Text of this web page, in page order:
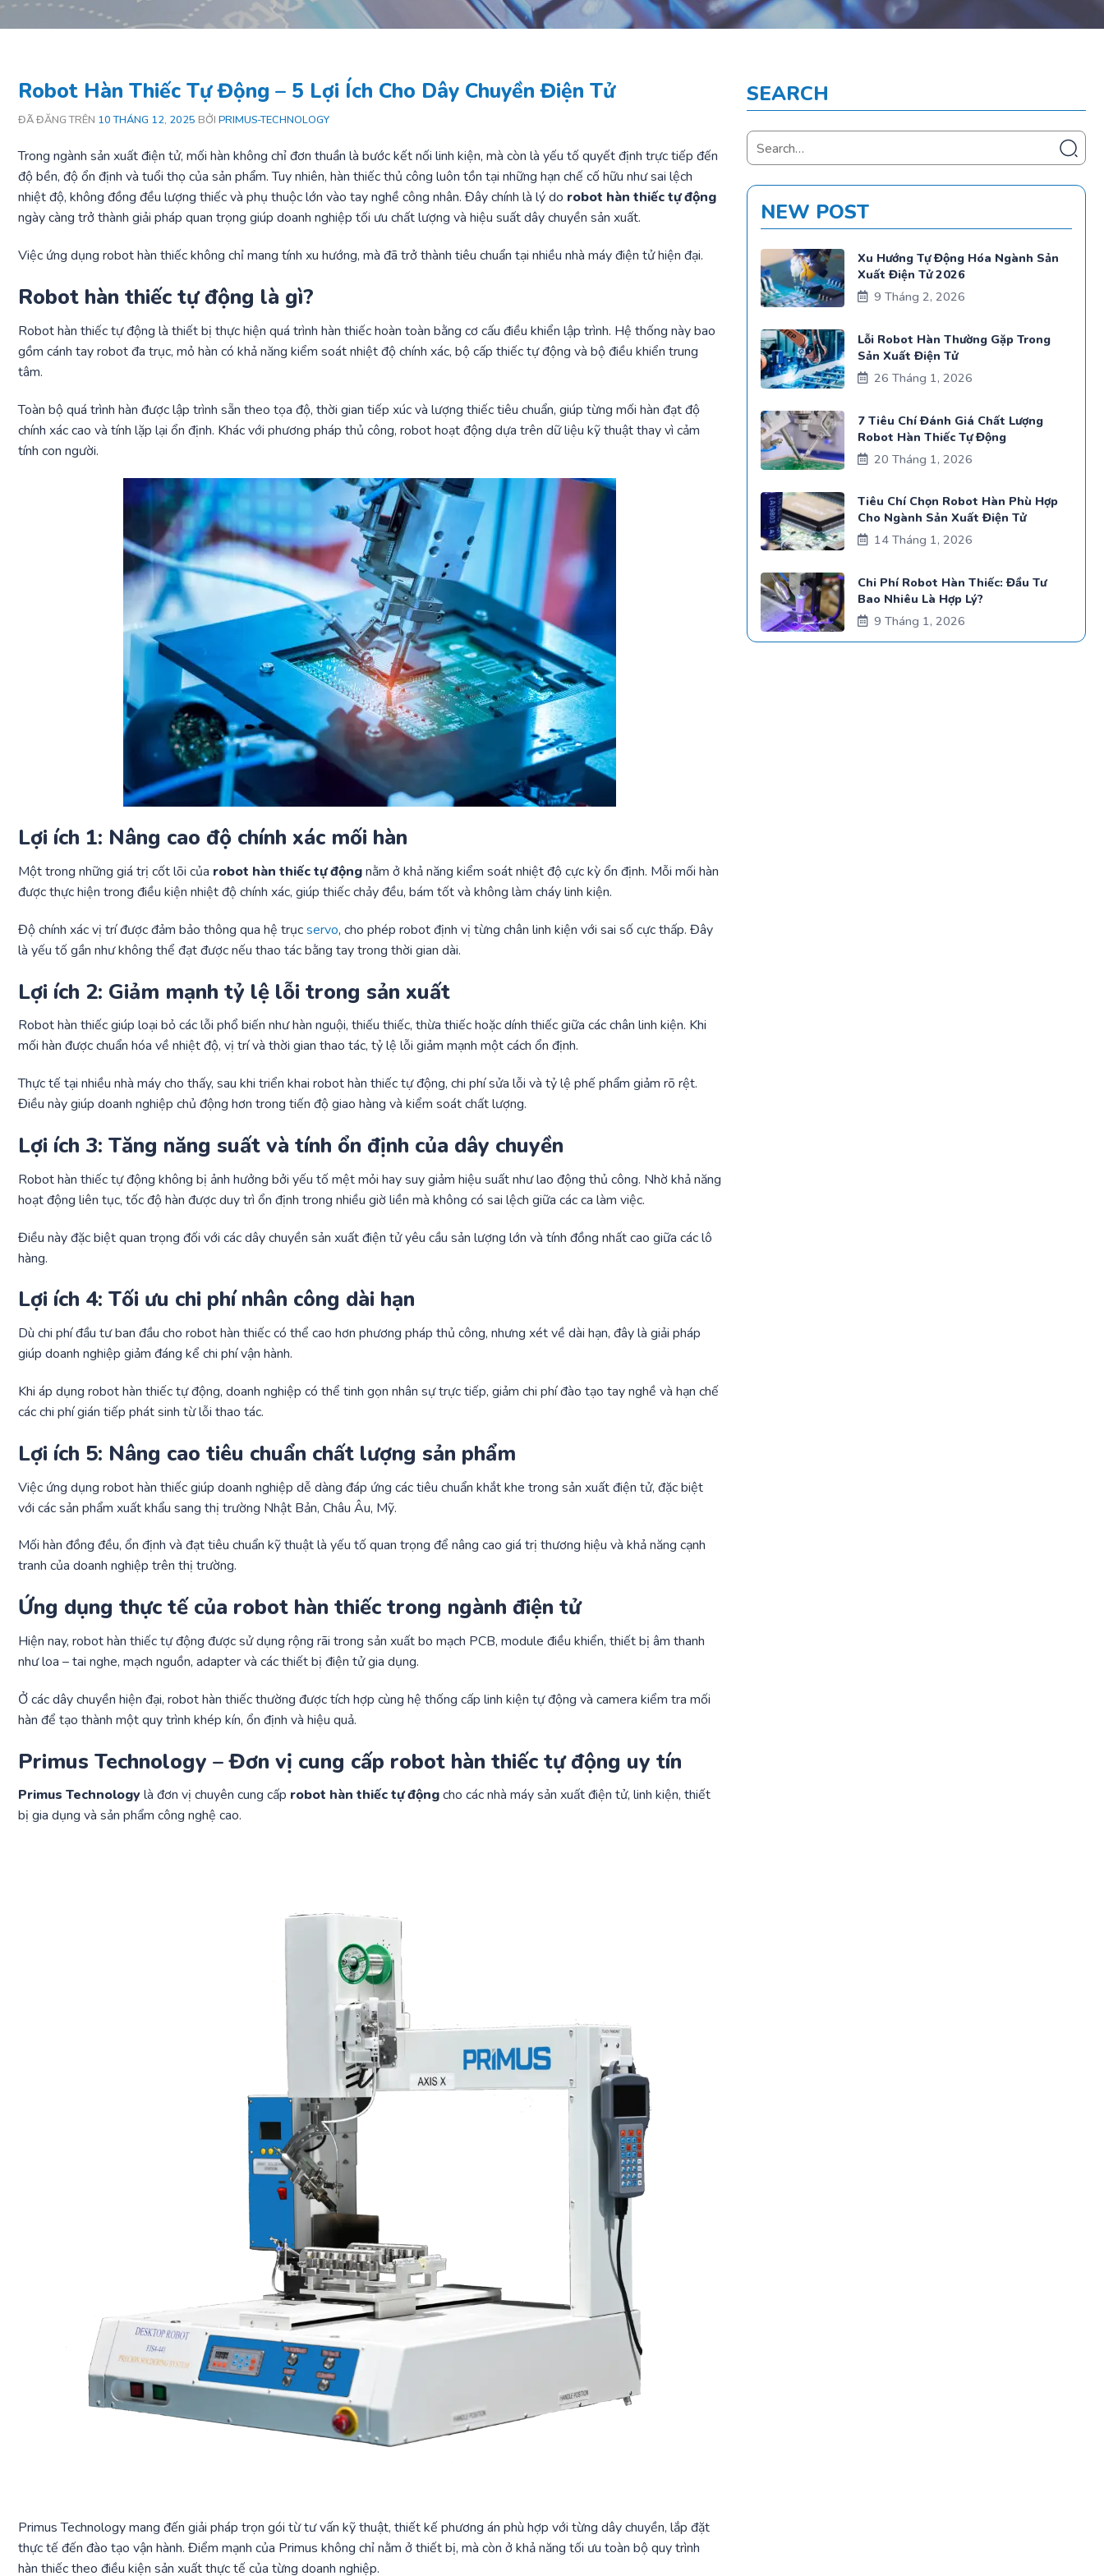
Robot Hàn Thiếc Tự Động – 5 Lợi Ích Cho Dây Chuyền Điện Tử
ĐÃ ĐĂNG TRÊN 10 THÁNG 12, 2025 BỞI PRIMUS-TECHNOLOGY
Trong ngành sản xuất điện tử, mối hàn không chỉ đơn thuần là bước kết nối linh kiện, mà còn là yếu tố quyết định trực tiếp đến
độ bền, độ ổn định và tuổi thọ của sản phẩm. Tuy nhiên, hàn thiếc thủ công luôn tồn tại những hạn chế cố hữu như sai lệch
nhiệt độ, không đồng đều lượng thiếc và phụ thuộc lớn vào tay nghề công nhân. Đây chính là lý do robot hàn thiếc tự động
ngày càng trở thành giải pháp quan trọng giúp doanh nghiệp tối ưu chất lượng và hiệu suất dây chuyền sản xuất.
Việc ứng dụng robot hàn thiếc không chỉ mang tính xu hướng, mà đã trở thành tiêu chuẩn tại nhiều nhà máy điện tử hiện đại.
Robot hàn thiếc tự động là gì?
Robot hàn thiếc tự động là thiết bị thực hiện quá trình hàn thiếc hoàn toàn bằng cơ cấu điều khiển lập trình. Hệ thống này bao
gồm cánh tay robot đa trục, mỏ hàn có khả năng kiểm soát nhiệt độ chính xác, bộ cấp thiếc tự động và bộ điều khiển trung
tâm.
Toàn bộ quá trình hàn được lập trình sẵn theo tọa độ, thời gian tiếp xúc và lượng thiếc tiêu chuẩn, giúp từng mối hàn đạt độ
chính xác cao và tính lặp lại ổn định. Khác với phương pháp thủ công, robot hoạt động dựa trên dữ liệu kỹ thuật thay vì cảm
tính con người.
Lợi ích 1: Nâng cao độ chính xác mối hàn
Một trong những giá trị cốt lõi của robot hàn thiếc tự độngnằm ở khả năng kiểm soát nhiệt độ cực kỳ ổn định. Mỗi mối hàn
được thực hiện trong điều kiện nhiệt độ chính xác, giúp thiếc chảy đều, bám tốt và không làm cháy linh kiện.
Độ chính xác vị trí được đảm bảo thông qua hệ trụcservo, cho phép robot định vị từng chân linh kiện với sai số cực thấp. Đây
là yếu tố gần như không thể đạt được nếu thao tác bằng tay trong thời gian dài.
Lợi ích 2: Giảm mạnh tỷ lệ lỗi trong sản xuất
Robot hàn thiếc giúp loại bỏ các lỗi phổ biến như hàn nguội, thiếu thiếc, thừa thiếc hoặc dính thiếc giữa các chân linh kiện. Khi
mối hàn được chuẩn hóa về nhiệt độ, vị trí và thời gian thao tác, tỷ lệ lỗi giảm mạnh một cách ổn định.
Thực tế tại nhiều nhà máy cho thấy, sau khi triển khai robot hàn thiếc tự động, chi phí sửa lỗi và tỷ lệ phế phẩm giảm rõ rệt.
Điều này giúp doanh nghiệp chủ động hơn trong tiến độ giao hàng và kiểm soát chất lượng.
Lợi ích 3: Tăng năng suất và tính ổn định của dây chuyền
Robot hàn thiếc tự động không bị ảnh hưởng bởi yếu tố mệt mỏi hay suy giảm hiệu suất như lao động thủ công. Nhờ khả năng
hoạt động liên tục, tốc độ hàn được duy trì ổn định trong nhiều giờ liền mà không có sai lệch giữa các ca làm việc.
Điều này đặc biệt quan trọng đối với các dây chuyền sản xuất điện tử yêu cầu sản lượng lớn và tính đồng nhất cao giữa các lô
hàng.
Lợi ích 4: Tối ưu chi phí nhân công dài hạn
Dù chi phí đầu tư ban đầu cho robot hàn thiếc có thể cao hơn phương pháp thủ công, nhưng xét về dài hạn, đây là giải pháp
giúp doanh nghiệp giảm đáng kể chi phí vận hành.
Khi áp dụng robot hàn thiếc tự động, doanh nghiệp có thể tinh gọn nhân sự trực tiếp, giảm chi phí đào tạo tay nghề và hạn chế
các chi phí gián tiếp phát sinh từ lỗi thao tác.
Lợi ích 5: Nâng cao tiêu chuẩn chất lượng sản phẩm
Việc ứng dụng robot hàn thiếc giúp doanh nghiệp dễ dàng đáp ứng các tiêu chuẩn khắt khe trong sản xuất điện tử, đặc biệt
với các sản phẩm xuất khẩu sang thị trường Nhật Bản, Châu Âu, Mỹ.
Mối hàn đồng đều, ổn định và đạt tiêu chuẩn kỹ thuật là yếu tố quan trọng để nâng cao giá trị thương hiệu và khả năng cạnh
tranh của doanh nghiệp trên thị trường.
Ứng dụng thực tế của robot hàn thiếc trong ngành điện tử
Hiện nay, robot hàn thiếc tự động được sử dụng rộng rãi trong sản xuất bo mạch PCB, module điều khiển, thiết bị âm thanh
như loa – tai nghe, mạch nguồn, adapter và các thiết bị điện tử gia dụng.
Ở các dây chuyền hiện đại, robot hàn thiếc thường được tích hợp cùng hệ thống cấp linh kiện tự động và camera kiểm tra mối
hàn để tạo thành một quy trình khép kín, ổn định và hiệu quả.
Primus Technology – Đơn vị cung cấp robot hàn thiếc tự động uy tín
Primus Technology là đơn vị chuyên cung cấp robot hàn thiếc tự độngcho các nhà máy sản xuất điện tử, linh kiện, thiết
bị gia dụng và sản phẩm công nghệ cao.
Primus Technology mang đến giải pháp trọn gói từ tư vấn kỹ thuật, thiết kế phương án phù hợp với từng dây chuyền, lắp đặt
thực tế đến đào tạo vận hành. Điểm mạnh của Primus không chỉ nằm ở thiết bị, mà còn ở khả năng tối ưu toàn bộ quy trình
hàn thiếc theo điều kiện sản xuất thực tế của từng doanh nghiệp.
SEARCH
NEW POST
Xu Hướng Tự Động Hóa Ngành Sản
Xuất Điện Tử 2026
9 Tháng 2, 2026
Lỗi Robot Hàn Thường Gặp Trong
Sản Xuất Điện Tử
26 Tháng 1, 2026
7 Tiêu Chí Đánh Giá Chất Lượng
Robot Hàn Thiếc Tự Động
20 Tháng 1, 2026
Tiêu Chí Chọn Robot Hàn Phù Hợp
Cho Ngành Sản Xuất Điện Tử
14 Tháng 1, 2026
Chi Phí Robot Hàn Thiếc: Đầu Tư
Bao Nhiêu Là Hợp Lý?
9 Tháng 1, 2026